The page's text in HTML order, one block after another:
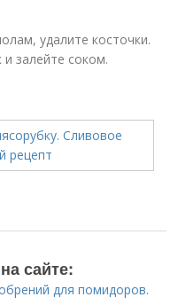
удалите косточки.
залейте соком.
сайте:
для помидоров.